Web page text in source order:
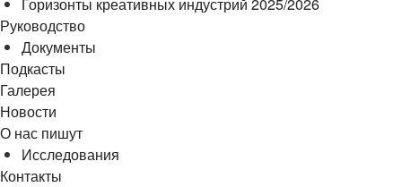
Руководство
Документы
Подкасты
Галерея
Новости
О нас пишут
Исследования
Контакты